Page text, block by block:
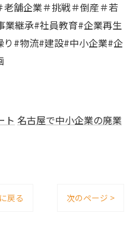
舗企業＃挑戦＃倒産＃若
業継承#社員教育#企業再生
#物流#建設#中小企業#企
ト 名古屋で中小企業の廃業
戻る 次のページ >